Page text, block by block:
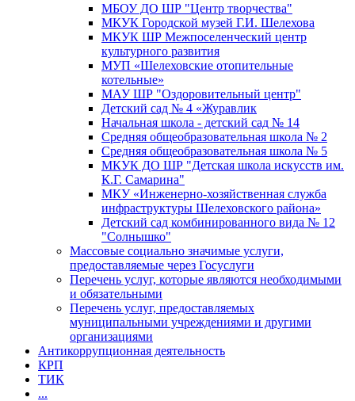
МБОУ ДО ШР "Центр творчества"
МКУК Городской музей Г.И. Шелехова
МКУК ШР Межпоселенческий центр
культурного развития
МУП «Шелеховские отопительные
котельные»
МАУ ШР "Оздоровительный центр"
Детский сад № 4 «Журавлик
Начальная школа - детский сад № 14
Средняя общеобразовательная школа № 2
Средняя общеобразовательная школа № 5
МКУК ДО ШР "Детская школа искусств им.
К.Г. Самарина"
МКУ «Инженерно-хозяйственная служба
инфраструктуры Шелеховского района»
Детский сад комбинированного вида № 12
"Солнышко"
Массовые социально значимые услуги,
предоставляемые через Госуслуги
Перечень услуг, которые являются необходимыми
и обязательными
Перечень услуг, предоставляемых
муниципальными учреждениями и другими
организациями
Антикоррупционная деятельность
КРП
ТИК
...